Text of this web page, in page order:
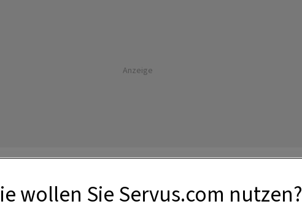
Anzeige
wollen Sie Servus.com nutzen?